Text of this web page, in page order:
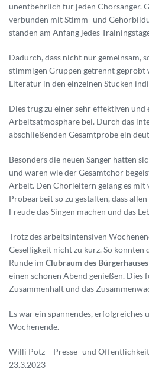
unentbehrlich für jeden Chorsänger.
verbunden mit Stimm- und
standen am Anfang jedes
Dadurch, dass nicht nur gemeinsam,
stimmigen Gruppen getrennt geprobt
Literatur in den einzelnen Stücken
Dies trug zu einer sehr effektiven und
Arbeitsatmosphäre bei. Durch das
abschließenden Gesamtprobe ein
Besonders die neuen Sänger hatten
und waren wie der Gesamtchor
Arbeit. Den Chorleitern gelang es
Probearbeit so zu gestalten, dass
Freude das Singen machen und das
Trotz des arbeitsintensiven
Geselligkeit nicht zu kurz. So konnten
Runde im Clubraum des Bürgerhauses
einen schönen Abend genießen. Dies
Zusammenhalt und das
Es war ein spannendes, erfolgreiches
Wochenende.
Willi Pötz – Presse- und
23.3.2023